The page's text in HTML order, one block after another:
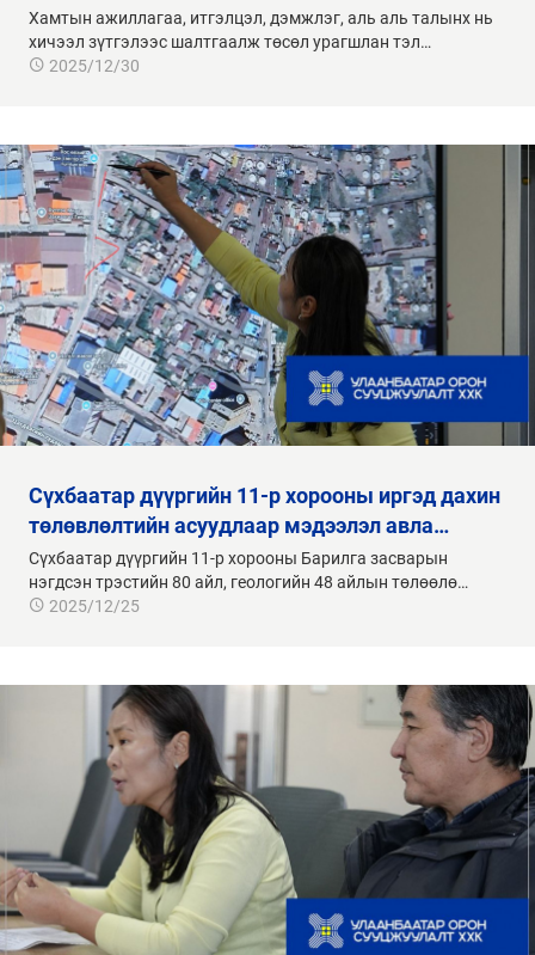
Хамтын ажиллагаа, итгэлцэл, дэмжлэг, аль аль талынх нь
хичээл зүтгэлээс шалтгаалж төсөл урагшлан тэл…
2025/12/30
сүхбаатар дүүргийн 11-р хорооны иргэд дахин
төлөвлөлтийн асуудлаар мэдээлэл авла…
Сүхбаатар дүүргийн 11-р хорооны Барилга засварын
нэгдсэн трэстийн 80 айл, геологийн 48 айлын төлөөлө…
2025/12/25